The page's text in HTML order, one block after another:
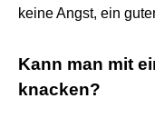
keine Angst, ein
Kann man mit
knacken?